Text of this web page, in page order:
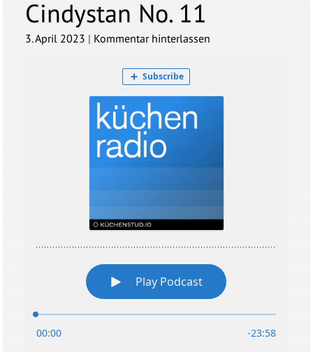
Cindystan No. 11
3. April 2023 | Kommentar hinterlassen